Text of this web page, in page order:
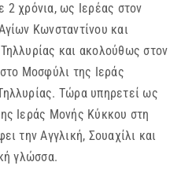
χρόνια, ως Ιερέας στον
Κωνσταντίνου και
και ακολούθως στον
Μοσφύλι της Ιεράς
Τώρα υπηρετεί ως
Ιεράς Μονής Κύκκου στη
την Αγγλική, Σουαχίλι και
γλώσσα.